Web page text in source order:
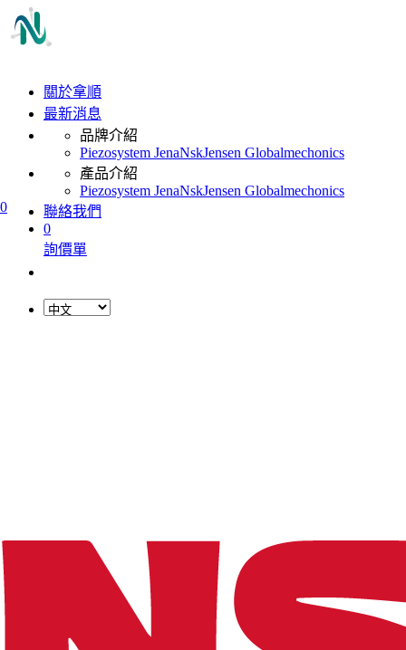
0
關於拿順
最新消息
品牌介紹
Piezosystem JenaNskJensen Globalmechonics
產品介紹
Piezosystem JenaNskJensen Globalmechonics
聯絡我們
0
詢價單